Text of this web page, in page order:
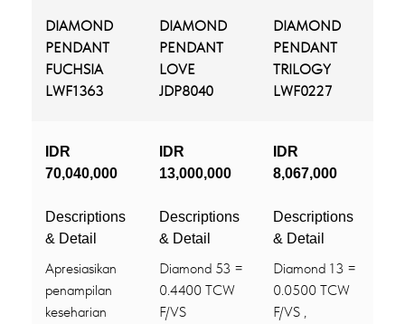
DIAMOND
PENDANT
FUCHSIA
LWF1363
DIAMOND
PENDANT
LOVE
JDP8040
DIAMOND
PENDANT
TRILOGY
LWF0227
IDR
70,040,000
Descriptions
& Detail
Apresiasikan
penampilan
keseharian
IDR
13,000,000
Descriptions
& Detail
Diamond 53 =
0.4400 TCW
F/VS
IDR
8,067,000
Descriptions
& Detail
Diamond 13 =
0.0500 TCW
F/VS ,